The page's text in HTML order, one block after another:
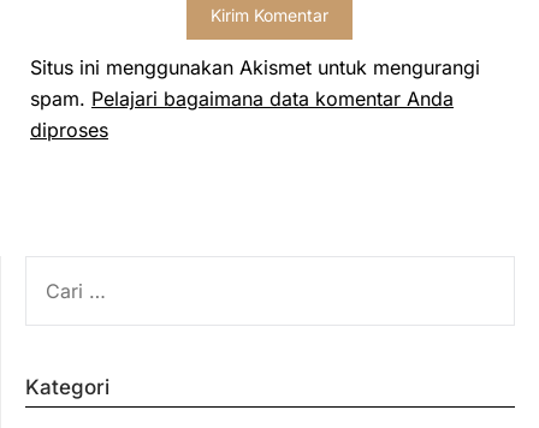
Situs ini menggunakan Akismet untuk mengurangi
spam. Pelajari bagaimana data komentar Anda
diproses
UNTUK:
Kategori